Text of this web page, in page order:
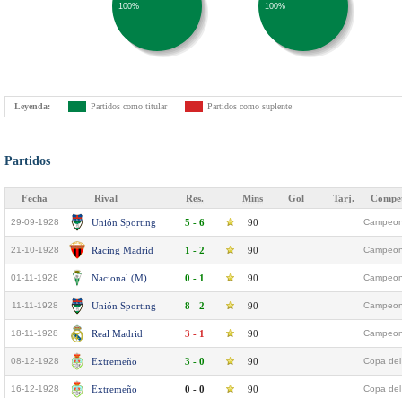
100% 100%
Leyenda: Partidos como titular Partidos como suplente
Partidos
Fecha Rival Res. Mins Gol Tarj.
29-09-1928 Unión Sporting 5 - 6 90
21-10-1928 Racing Madrid 1 - 2 90
01-11-1928 Nacional (M) 0 - 1 90
11-11-1928 Unión Sporting 8 - 2 90
18-11-1928 Real Madrid 3 - 1 90
08-12-1928 Extremeño 3 - 0 90 Copa
16-12-1928 Extremeño 0 - 0 90 Copa